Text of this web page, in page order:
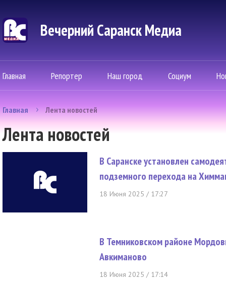
Вечерний Саранск Mедиа
Главная Репортер Наш город Социум
Главная Лента новостей
Лента новостей
В Саранске установлен
подземного перехода на
18 Июня 2025 / 17:27
В Темниковском районе
Авкиманово
18 Июня 2025 / 17:14